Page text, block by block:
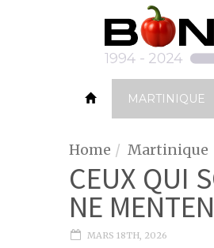
MARTINIQUE
Home Martinique
CEUX QUI
NE
MARS 18TH, 2026